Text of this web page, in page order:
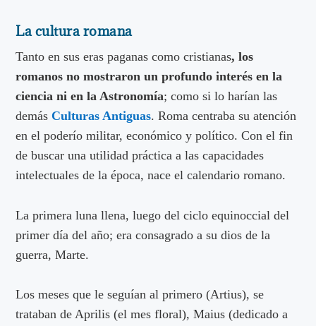
La cultura romana
Tanto en sus eras paganas como cristianas, los
romanos no mostraron un profundo interés en la
ciencia ni en la Astronomía; como si lo harían las
demás Culturas Antiguas. Roma centraba su atención
en el poderío militar, económico y político. Con el fin
de buscar una utilidad práctica a las capacidades
intelectuales de la época, nace el calendario romano.
La primera luna llena, luego del ciclo equinoccial del
primer día del año; era consagrado a su dios de la
guerra, Marte.
Los meses que le seguían al primero (Artius), se
trataban de Aprilis (el mes floral), Maius (dedicado a